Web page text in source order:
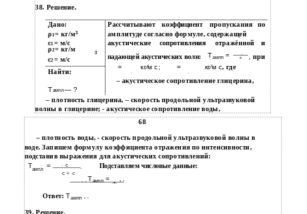
38. Решение.
Дано: Рассчитывают коэффициент пропускания по
ρ1= кг/м3
амплитуде согласно формуле, содержащей
с1= м/с акустические сопротивления отражённой и
ρ2= кг/м 3 падающей акустических волн: Тампл= ∙ , при
с2= м/с +
=
∙
кг⁄м с; =
∙
кг⁄м с, где
Найти:
Тампл— ?
– акустическое сопротивление глицерина,
– плотность глицерина, – скорость продольной ультразвуковой
волны в глицерине; - акустическое сопротивление воды,
68
– плотность воды, - скорость продольной ультразвуковой волны в
воде. Запишем формулу коэффициента отражения по интенсивности,
подставив выражения для акустических сопротивлений:
Тампл = ∙ ∙с . Подставляем числовые данные:
∙с + ∙с
∙ ∙Тампл=
∙+∙
Ответ:Тампл , .
39. Решение.